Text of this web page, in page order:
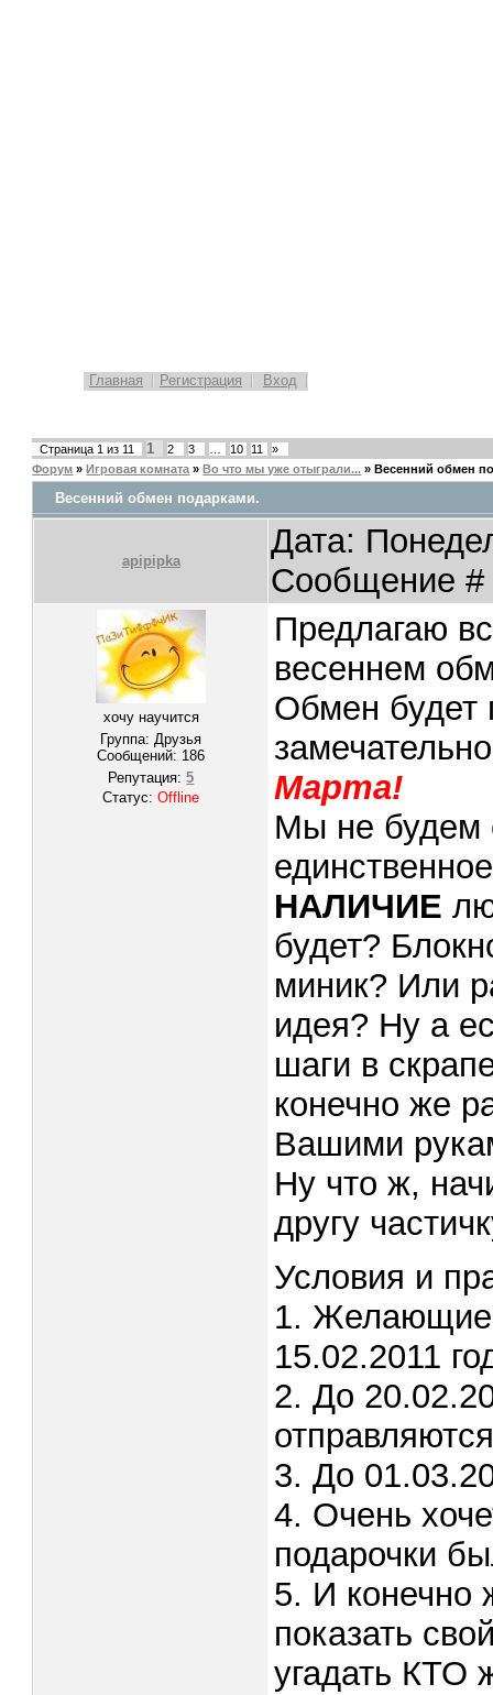
Главная Регистрация Вход
Страница 1 из 11 1 2 3 10 11
»
Форум » Игровая комната » Во что мы уже отыграли... » Весенний обмен
Весенний обмен подарками.
apipipka
Дата:
Сообщение
хочу научится
Группа: Друзья
Сообщений: 186
Репутация:5
Статус:Offline
Предлагаю
весеннем
Обмен будет
Марта!
Мы не будем
НАЛИЧИЕ
будет?
миник? Или
идея? Ну а
шаги в
конечно же
Вашими
Ну что ж,
другу
Условия и
1. Желающие
15.02.2011
2. До
3. До
4. Очень
подарочки
5. И конечно
показать
угадать КТО